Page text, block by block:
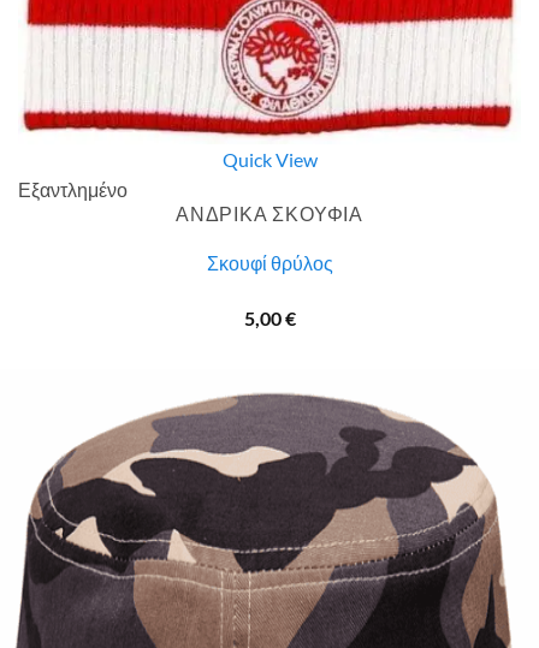
Quick View
Εξαντλημένο
ΑΝΔΡΙΚΑ ΣΚΟΥΦΙΑ
Σκουφί θρύλος
5,00€